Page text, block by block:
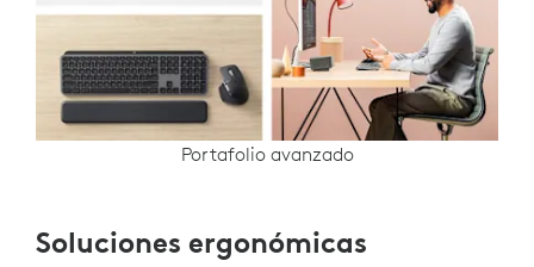
Portafolio avanzado
Soluciones ergonómicas